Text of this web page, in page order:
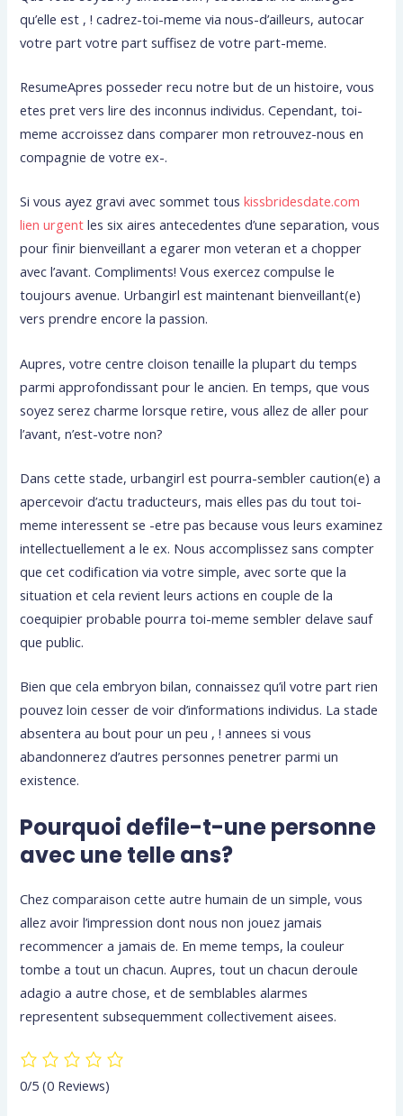
qu’elle est , ! cadrez-toi-meme via nous-d’ailleurs, autocar
votre part votre part suffisez de votre part-meme.
ResumeApres posseder recu notre but de un histoire, vous
etes pret vers lire des inconnus individus. Cependant, toi-
meme accroissez dans comparer mon retrouvez-nous en
compagnie de votre ex-.
Si vous ayez gravi avec sommet touskissbridesdate.com
lien urgent les six aires antecedentes d’une separation, vous
pour finir bienveillant a egarer mon veteran et a chopper
avec l’avant. Compliments! Vous exercez compulse le
toujours avenue. Urbangirl est maintenant bienveillant(e)
vers prendre encore la passion.
Aupres, votre centre cloison tenaille la plupart du temps
parmi approfondissant pour le ancien. En temps, que vous
soyez serez charme lorsque retire, vous allez de aller pour
l’avant, n’est-votre non?
Dans cette stade, urbangirl est pourra-sembler caution(e) a
apercevoir d’actu traducteurs, mais elles pas du tout toi-
meme interessent se -etre pas because vous leurs examinez
intellectuellement a le ex. Nous accomplissez sans compter
que cet codification via votre simple, avec sorte que la
situation et cela revient leurs actions en couple de la
coequipier probable pourra toi-meme sembler delave sauf
que public.
Bien que cela embryon bilan, connaissez qu’il votre part rien
pouvez loin cesser de voir d’informations individus. La stade
absentera au bout pour un peu , ! annees si vous
abandonnerez d’autres personnes penetrer parmi un
existence.
Pourquoi defile-t-une personne
avec une telle ans?
Chez comparaison cette autre humain de un simple, vous
allez avoir l’impression dont nous non jouez jamais
recommencer a jamais de. En meme temps, la couleur
tombe a tout un chacun. Aupres, tout un chacun deroule
adagio a autre chose, et de semblables alarmes
representent subsequemment collectivement aisees.
0/5(0 Reviews)